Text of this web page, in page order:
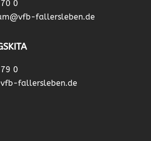
0
fallersleben.de
0
fallersleben.de